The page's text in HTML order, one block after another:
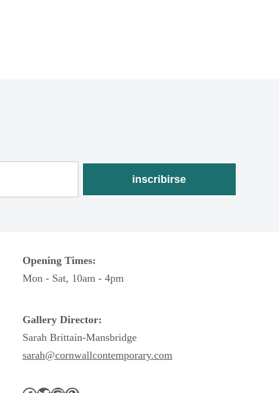
Opening Times:
Mon - Sat, 10am - 4pm
Gallery Director:
Sarah Brittain-Mansbridge
sarah@cornwallcontemporary.com